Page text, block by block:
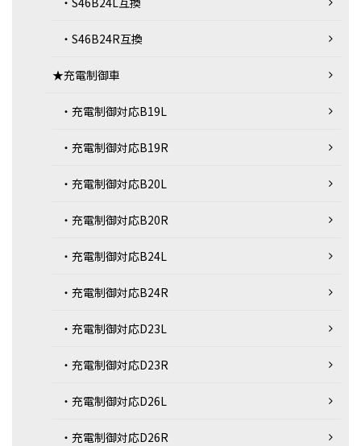
・S46B24R互換
★充電制御車
・充電制御対応B19L
・充電制御対応B19R
・充電制御対応B20L
・充電制御対応B20R
・充電制御対応B24L
・充電制御対応B24R
・充電制御対応D23L
・充電制御対応D23R
・充電制御対応D26L
・充電制御対応D26R